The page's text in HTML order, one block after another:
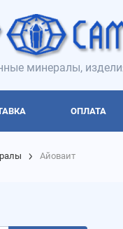
минералы,
ОПЛАТА
Айоваит